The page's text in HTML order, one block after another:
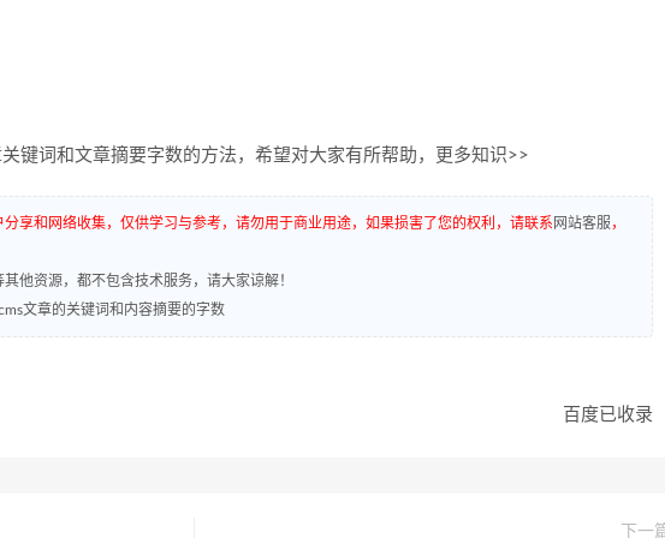
词和文章摘要字数的方法，希望对大家有所帮助，更多知识>>
享和网络收集，仅供学习与参考，请勿用于商业用途，如果损害了您的权利，请联系 网站客服，
他资源，都不包含技术服务，请大家谅解！
文章的关键词和内容摘要的字数
百度已收录
下一